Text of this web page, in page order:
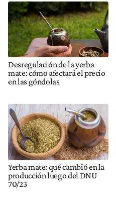
Desregulación de la yerba
mate: cómo afectará el precio
en las góndolas
Yerba mate: qué cambió en la
producción luego del DNU
70/23